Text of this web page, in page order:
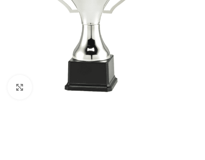
Klik om te vergroten